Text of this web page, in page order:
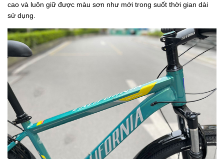
cao và luôn giữ được màu sơn như mới trong suốt thời gian dài
sử dụng.